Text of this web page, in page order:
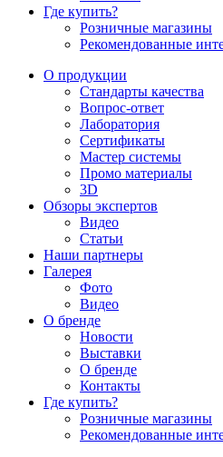
Где купить?
Розничные магазины
Рекомендованные
О продукции
Стандарты качества
Вопрос-ответ
Лаборатория
Сертификаты
Мастер системы
Промо материалы
3D
Обзоры экспертов
Видео
Статьи
Наши партнеры
Галерея
Фото
Видео
О бренде
Новости
Выставки
О бренде
Контакты
Где купить?
Розничные магазины
Рекомендованные